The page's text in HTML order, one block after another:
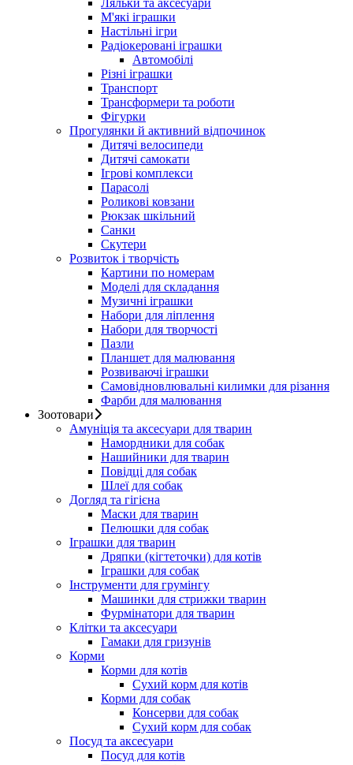
Ляльки та аксесуари
М'які іграшки
Настільні ігри
Радіокеровані іграшки
Автомобілі
Різні іграшки
Транспорт
Трансформери та роботи
Фігурки
Прогулянки й активний відпочинок
Дитячі велосипеди
Дитячі самокати
Ігрові комплекси
Парасолі
Роликові ковзани
Рюкзак шкільний
Санки
Скутери
Розвиток і творчість
Картини по номерам
Моделі для складання
Музичні іграшки
Набори для ліплення
Набори для творчості
Пазли
Планшет для малювання
Розвиваючі іграшки
Самовідновлювальні килимки для різання
Фарби для малювання
Зоотовари
Амуніція та аксесуари для тварин
Намордники для собак
Нашийники для тварин
Повідці для собак
Шлеї для собак
Догляд та гігієна
Маски для тварин
Пелюшки для собак
Іграшки для тварин
Дряпки (кігтеточки) для котів
Іграшки для собак
Інструменти для грумінгу
Машинки для стрижки тварин
Фурмінатори для тварин
Клітки та аксесуари
Гамаки для гризунів
Корми
Корми для котів
Сухий корм для котів
Корми для собак
Консерви для собак
Сухий корм для собак
Посуд та аксесуари
Посуд для котів